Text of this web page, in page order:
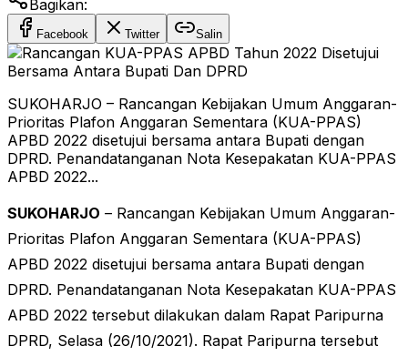
Bagikan:
Facebook Twitter Salin
SUKOHARJO – Rancangan Kebijakan Umum Anggaran-
Prioritas Plafon Anggaran Sementara (KUA-PPAS)
APBD 2022 disetujui bersama antara Bupati dengan
DPRD. Penandatanganan Nota Kesepakatan KUA-PPAS
APBD 2022...
SUKOHARJO – Rancangan Kebijakan Umum Anggaran-
Prioritas Plafon Anggaran Sementara (KUA-PPAS)
APBD 2022 disetujui bersama antara Bupati dengan
DPRD. Penandatanganan Nota Kesepakatan KUA-PPAS
APBD 2022 tersebut dilakukan dalam Rapat Paripurna
DPRD, Selasa (26/10/2021). Rapat Paripurna tersebut